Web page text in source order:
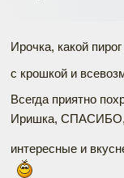
Ирочка, какой
с крошкой и
Всегда приятно
Иришка, СПАСИБО,
интересные и